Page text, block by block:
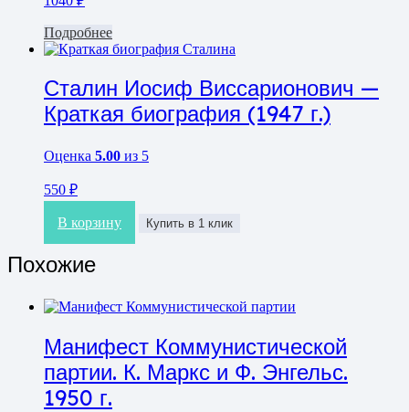
Подробнее
Сталин Иосиф Виссарионович —
Краткая биография (1947 г.)
Оценка 5.00 из 5
550 ₽
В корзину Купить в 1 клик
Похожие
Манифест Коммунистической
партии. К. Маркс и Ф. Энгельс.
1950 г.